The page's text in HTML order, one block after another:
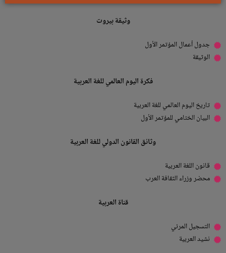
وثيقة بيروت
جدول أعمال المؤتمر الأول
الوثيقة
فكرة اليوم العالمي للغة العربية
تاريخ اليوم العالمي للغة العربية
البيان الختامي للمؤتمر الأول
وثائق القانون الدولي للغة العربية
قانون اللغة العربية
محضر وزراء الثقافة العرب
قناة العربية
التسجيل المرئي
نشيد العربية